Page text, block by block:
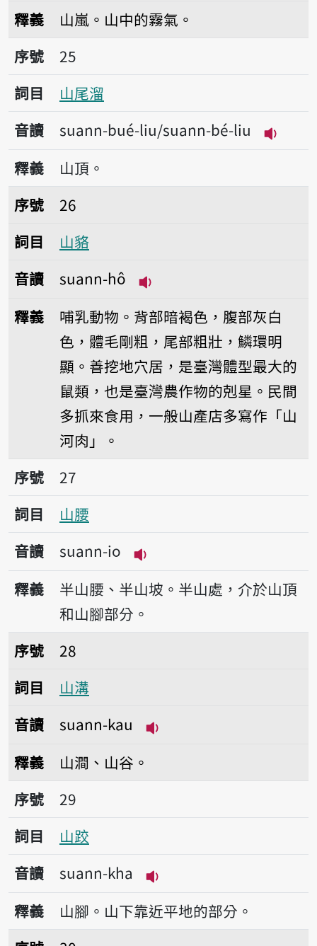
釋義
山嵐。山中的霧氣。
序號25山尾溜
序號
25
詞目
山尾溜
音讀
suann-bué-liu/suann-bé-liu
播放
釋義
山頂。
序號26山貉
序號
26
詞目
山貉
音讀
suann-hô
釋義
哺乳動物。背部暗褐色，腹部灰白
色，體毛剛粗，尾部粗壯，鱗環明
顯。善挖地穴居，是臺灣體型最大的
鼠類，也是臺灣農作物的剋星。民間
多抓來食用，一般山產店多寫作「山
河肉」。
序號27山腰
序號
27
詞目
山腰
音讀
suann-io
播放音讀suann-io
釋義
半山腰、半山坡。半山處，介於山頂
和山腳部分。
序號28山溝
序號
28
詞目
山溝
音讀
suann-kau
釋義
山澗、山谷。
序號29山跤
序號
29
詞目
山跤
音讀
suann-kha
播放音讀suann-kha
釋義
山腳。山下靠近平地的部分。
序號30山崁